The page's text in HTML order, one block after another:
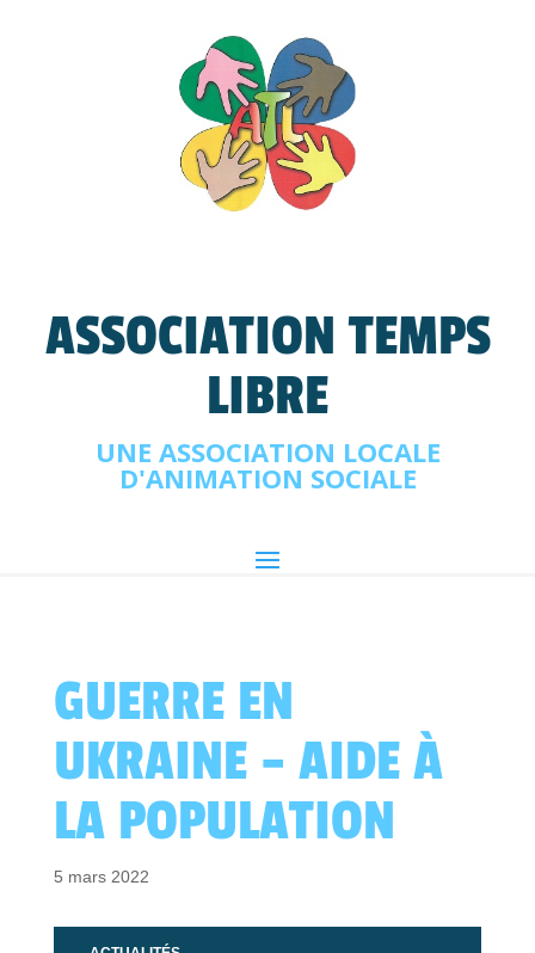
ASSOCIATION TEMPS
LIBRE
UNE ASSOCIATION LOCALE
D'ANIMATION SOCIALE
GUERRE EN
UKRAINE – AIDE À
LA POPULATION
5 mars 2022